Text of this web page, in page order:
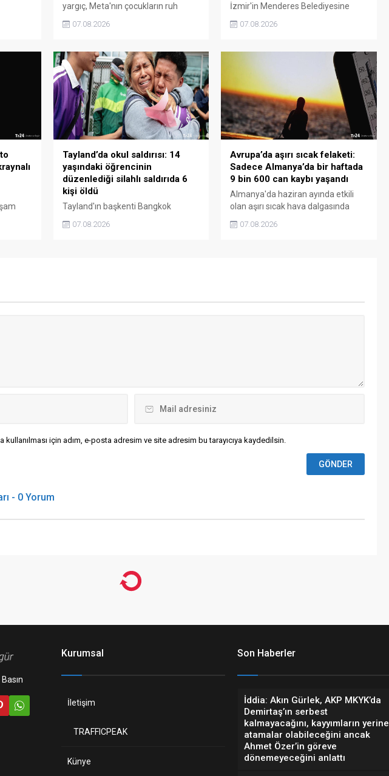
yargıç, Meta'nın çocukların ruh
sağlığı krizindeki sorumluluğu
nedeniyle 567 milyon dolar
Karar kapsamında şirketin 13 yaş
altı hesapları silmesi ve genç
kullanıcılar için yeni güvenlik
önlemleri uygulaması istendi.
07.08.2026
İzmir'in Menderes Belediyesine
yönelik rüşvet, irtikap, resmi
belgede sahtecilik, görevi kötüye
olma suçlarına yönelik
soruşturmada gözaltına alınan,
aralarında Belediye Başkanı İlkay
Çiçek'in de bulunduğu 16 şüpheli
adliyeye sevk edildi.
07.08.2026
ve
Tayland’da okul saldırısı: 14
yaşındaki öğrencinin
düzenlediği silahlı saldırıda 6
kişi öldü
Tayland'ın başkenti Bangkok
bulunan Debsirin Okulu'nda 14
07.08.2026
Avrupa’da aşırı sıcak felaketi:
Sadece Almanya’da bir haftada
9 bin 600 can kaybı yaşandı
Almanya'da haziran ayında etkili
olan aşırı sıcak hava dalgasında
hayatını kaybetti. Robert Koch
07.08.2026
kullanılması için adım, e-posta adresim ve site adresim bu tarayıcıya kaydedilsin.
- 0 Yorum
Kurumsal
İletişim
TRAFFICPEAK
Künye
Son Haberler
İddia: Akın Gürlek, AKP MKYK’da
Demirtaş’ın serbest
kalmayacağını, kayyımların yerine
atamalar olabileceğini ancak
Ahmet Özer’in göreve
dönemeyeceğini anlattı